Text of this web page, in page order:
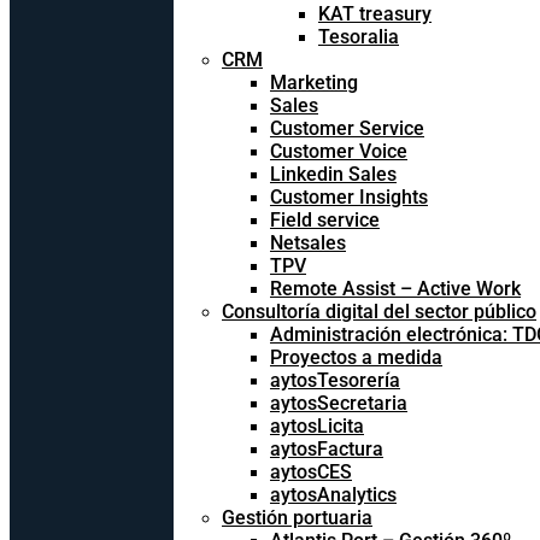
KAT treasury
Tesoralia
CRM
Marketing
Sales
Customer Service
Customer Voice
Linkedin Sales
Customer Insights
Field service
Netsales
TPV
Remote Assist – Active Work
Consultoría digital del sector público
Administración electrónica:
Proyectos a medida
aytosTesorería
aytosSecretaria
aytosLicita
aytosFactura
aytosCES
aytosAnalytics
Gestión portuaria